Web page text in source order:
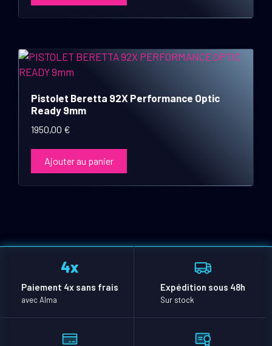
Pistolet Beretta 92X Performance Optic
Ready 9mm
1950,00 €
Ajouter au panier
Paiement 4x sans frais
avec Alma
Expédition sous 48h
Sur stock